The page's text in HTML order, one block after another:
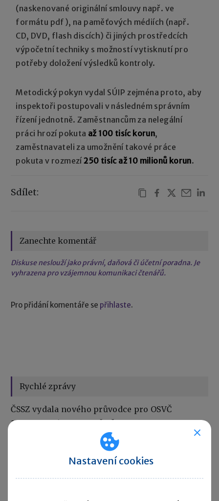
(naskenované originální smlouvy např. ve
formátu pdf), na paměťových médiích (např.
CD, DVD, flash discích) či jiných prostředcích
výpočetní techniky s možností vytisknutí pro
potřeby doložení výsledků kontroly.
Metodický pokyn vydal SÚIP zejména proto, aby
inspektoři postupovali v následném správním
řízení jednotně. Zaměstnancům za nelegální
práci hrozí pokuta až 100 tisíc korun,
zaměstnavateli za umožnění takové práce
pokuta v rozmezí250 tisíc až 10 milionů korun.
Sdílet:
Zanechte komentář
Diskuse neslouží jako právní, daňová či účetní poradna. Je
vyhrazena pro vzájemnou komunikaci čtenářů.
Pro přidání komentáře se přihlaste.
Rychlé zprávy
ČSSZ vydala nového průvodce pro OSVČ
28. 07. 2026
roku 2025 jich bylo více než 1,17 milionu. ČSSZ proto
vydala nového Průvodce sociálním zabezpečením pro
OSVČ, který má začínajícím i stávajícím podnikatelům
vysvětluje například přihlášení k pojištění, placení záloh,
Nastavení cookies